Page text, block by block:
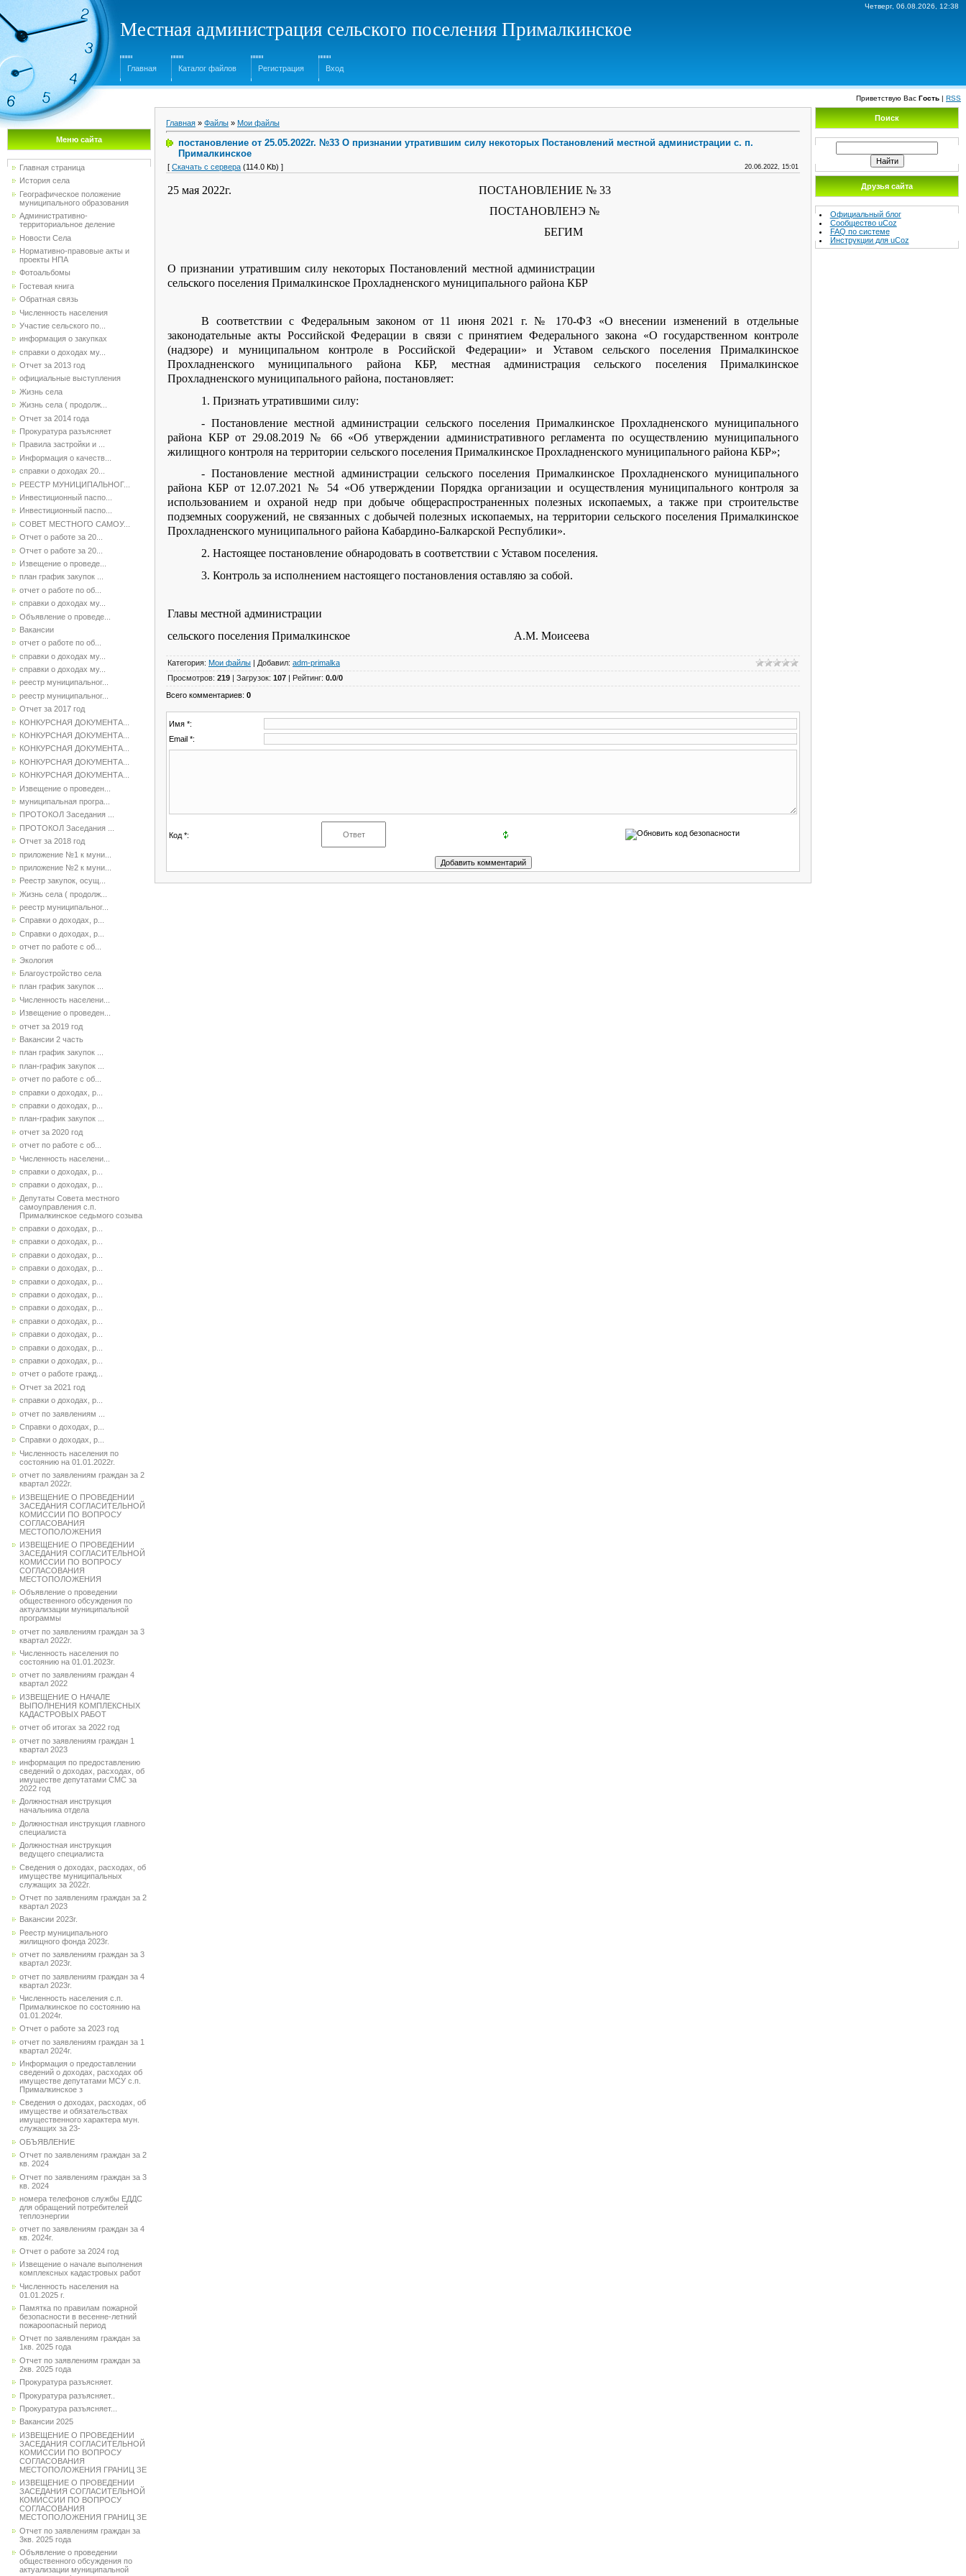
Четверг, 06.08.2026, 12:38
Местная администрация сельского поселения Прималкинское
Главная Каталог файлов Регистрация Вход
Приветствую Вас Гость | RSS
Меню сайта
Главная страница
История села
Географическое положение
муниципального образования
Административно-
территориальное деление
Новости Села
Нормативно-правовые акты и
проекты НПА
Фотоальбомы
Гостевая книга
Обратная связь
Численность населения
Участие сельского по...
информация о закупках
справки о доходах му...
Отчет за 2013 год
официальные выступления
Жизнь села
Жизнь села ( продолж...
Отчет за 2014 года
Прокуратура разъясняет
Правила застройки и ...
Информация о качеств...
справки о доходах 20...
РЕЕСТР МУНИЦИПАЛЬНОГ...
Инвестиционный паспо...
Инвестиционный паспо...
СОВЕТ МЕСТНОГО САМОУ...
Отчет о работе за 20...
Отчет о работе за 20...
Извещение о проведе...
план график закупок ...
отчет о работе по об...
справки о доходах му...
Объявление о проведе...
Вакансии
отчет о работе по об...
справки о доходах му...
справки о доходах му...
реестр муниципальног...
реестр муниципальног...
Отчет за 2017 год
КОНКУРСНАЯ ДОКУМЕНТА...
КОНКУРСНАЯ ДОКУМЕНТА...
КОНКУРСНАЯ ДОКУМЕНТА...
КОНКУРСНАЯ ДОКУМЕНТА...
КОНКУРСНАЯ ДОКУМЕНТА...
Извещение о проведен...
муниципальная програ...
ПРОТОКОЛ Заседания ...
ПРОТОКОЛ Заседания ...
Отчет за 2018 год
приложение №1 к муни...
приложение №2 к муни...
Реестр закупок, осущ...
Жизнь села ( продолж...
реестр муниципальног...
Справки о доходах, р...
Справки о доходах, р...
отчет по работе с об...
Экология
Благоустройство села
план график закупок ...
Численность населени...
Извещение о проведен...
отчет за 2019 год
Вакансии 2 часть
план график закупок ...
план-график закупок ...
отчет по работе с об...
справки о доходах, р...
справки о доходах, р...
план-график закупок ...
отчет за 2020 год
отчет по работе с об...
Численность населени...
справки о доходах, р...
справки о доходах, р...
Депутаты Совета местного
самоуправления с.п.
Прималкинское седьмого созыва
справки о доходах, р...
справки о доходах, р...
справки о доходах, р...
справки о доходах, р...
справки о доходах, р...
справки о доходах, р...
справки о доходах, р...
справки о доходах, р...
справки о доходах, р...
справки о доходах, р...
справки о доходах, р...
отчет о работе гражд...
Отчет за 2021 год
справки о доходах, р...
отчет по заявлениям ...
Справки о доходах, р...
Справки о доходах, р...
Численность населения по
состоянию на 01.01.2022г.
отчет по заявлениям граждан за 2
квартал 2022г.
ИЗВЕЩЕНИЕ О ПРОВЕДЕНИИ
ЗАСЕДАНИЯ СОГЛАСИТЕЛЬНОЙ
КОМИССИИ ПО ВОПРОСУ
СОГЛАСОВАНИЯ
МЕСТОПОЛОЖЕНИЯ
ИЗВЕЩЕНИЕ О ПРОВЕДЕНИИ
ЗАСЕДАНИЯ СОГЛАСИТЕЛЬНОЙ
КОМИССИИ ПО ВОПРОСУ
СОГЛАСОВАНИЯ
МЕСТОПОЛОЖЕНИЯ
Объявление о проведении
общественного обсуждения по
актуализации муниципальной
программы
отчет по заявлениям граждан за 3
квартал 2022г.
Численность населения по
состоянию на 01.01.2023г.
отчет по заявлениям граждан 4
квартал 2022
ИЗВЕЩЕНИЕ О НАЧАЛЕ
ВЫПОЛНЕНИЯ КОМПЛЕКСНЫХ
КАДАСТРОВЫХ РАБОТ
отчет об итогах за 2022 год
отчет по заявлениям граждан 1
квартал 2023
информация по предоставлению
сведений о доходах, расходах, об
имуществе депутатами СМС за
2022 год
Должностная инструкция
начальника отдела
Должностная инструкция главного
специалиста
Должностная инструкция
ведущего специалиста
Сведения о доходах, расходах, об
имуществе муниципальных
служащих за 2022г.
Отчет по заявлениям граждан за 2
квартал 2023
Вакансии 2023г.
Реестр муниципального
жилищного фонда 2023г.
отчет по заявлениям граждан за 3
квартал 2023г.
отчет по заявлениям граждан за 4
квартал 2023г.
Численность населения с.п.
Прималкинское по состоянию на
01.01.2024г.
Отчет о работе за 2023 год
отчет по заявлениям граждан за 1
квартал 2024г.
Информация о предоставлении
сведений о доходах, расходах об
имуществе депутатами МСУ с.п.
Прималкинское з
Сведения о доходах, расходах, об
имуществе и обязательствах
имущественного характера мун.
служащих за 23-
ОБЪЯВЛЕНИЕ
Отчет по заявлениям граждан за 2
кв. 2024
Отчет по заявлениям граждан за 3
кв. 2024
номера телефонов службы ЕДДС
для обращений потребителей
теплоэнергии
отчет по заявлениям граждан за 4
кв. 2024г.
Отчет о работе за 2024 год
Извещение о начале выполнения
комплексных кадастровых работ
Численность населения на
01.01.2025 г.
Памятка по правилам пожарной
безопасности в весенне-летний
пожароопасный период
Отчет по заявлениям граждан за
1кв. 2025 года
Отчет по заявлениям граждан за
2кв. 2025 года
Прокуратура разъясняет.
Прокуратура разъясняет..
Прокуратура разъясняет...
Вакансии 2025
ИЗВЕЩЕНИЕ О ПРОВЕДЕНИИ
ЗАСЕДАНИЯ СОГЛАСИТЕЛЬНОЙ
КОМИССИИ ПО ВОПРОСУ
СОГЛАСОВАНИЯ
МЕСТОПОЛОЖЕНИЯ ГРАНИЦ ЗЕ
ИЗВЕЩЕНИЕ О ПРОВЕДЕНИИ
ЗАСЕДАНИЯ СОГЛАСИТЕЛЬНОЙ
КОМИССИИ ПО ВОПРОСУ
СОГЛАСОВАНИЯ
МЕСТОПОЛОЖЕНИЯ ГРАНИЦ ЗЕ
Отчет по заявлениям граждан за
3кв. 2025 года
Объявление о проведении
общественного обсуждения по
актуализации муниципальной
Главная » Файлы » Мои файлы
постановление от 25.05.2022г. №33 О признании утратившим силу некоторых Постановлений местной администрации с. п.
Прималкинское
[ Скачать с сервера (114.0 Kb) ] 20.06.2022, 15:01
25 мая 2022г. ПОСТАНОВЛЕНИЕ № 33
ПОСТАНОВЛЕНЭ №
БЕГИМ
О признании утратившим силу некоторых Постановлений местной администрации
сельского поселения Прималкинское Прохладненского муниципального района КБР
В соответствии с Федеральным законом от 11 июня 2021 г. № 170-ФЗ «О внесении изменений в отдельные
законодательные акты Российской Федерации в связи с принятием Федерального закона «О государственном контроле
(надзоре) и муниципальном контроле в Российской Федерации» и Уставомсельского поселения Прималкинское
Прохладненского муниципального района КБР, местная администрация сельского поселения Прималкинское
Прохладненского муниципального района, постановляет:
1. Признать утратившими силу:
- Постановление местной администрации сельского поселения Прималкинское Прохладненского муниципального
района КБР от 29.08.2019 № 66 «Об утверждении административного регламента по осуществлению муниципального
жилищного контроля на территории сельского поселения Прималкинское Прохладненского муниципального района КБР»;
- Постановление местной администрации сельского поселения Прималкинское Прохладненского муниципального
района КБР от 12.07.2021 № 54 «Об утверждении Порядка организации и осуществления муниципального контроля за
использованием и охраной недр при добыче общераспространенных полезных ископаемых, а также при строительстве
подземных сооружений, не связанных с добычей полезных ископаемых, на территории сельского поселения Прималкинское
Прохладненского муниципального района Кабардино-Балкарской Республики».
2. Настоящее постановление обнародовать в соответствии с Уставом поселения.
3. Контроль за исполнением настоящего постановления оставляю за собой.
Главы местной администрации
сельского поселения Прималкинское А.М. Моисеева
Категория: Мои файлы | Добавил: adm-primalka
Просмотров: 219 | Загрузок: 107 | Рейтинг: 0.0/0
Всего комментариев: 0
Имя *:
Email *:
Код *:
Поиск
Друзья сайта
Официальный блог
Сообщество uCoz
FAQ по системе
Инструкции для uCoz